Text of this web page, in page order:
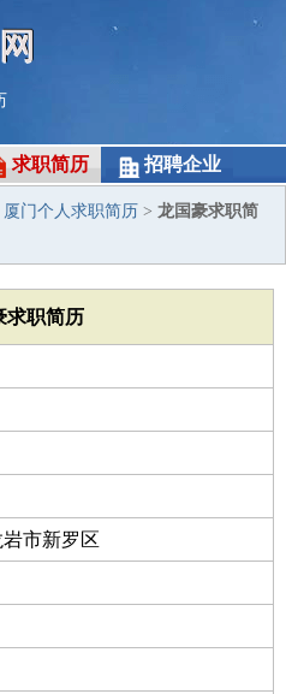
求职简历 招聘企业
厦门个人求职简历 > 龙国豪求职简
求职简历
乡初级中学
市新罗区